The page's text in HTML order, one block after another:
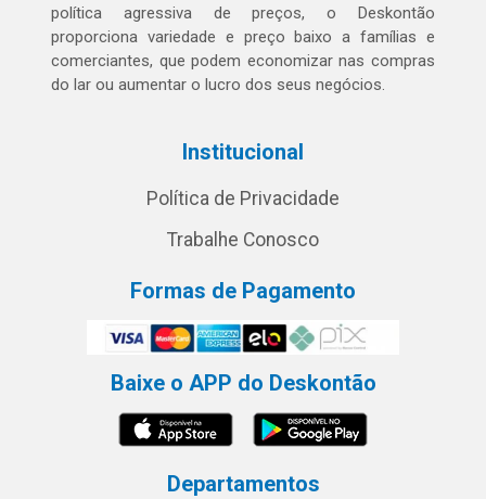
política agressiva de preços, o Deskontão
proporciona variedade e preço baixo a famílias e
comerciantes, que podem economizar nas compras
do lar ou aumentar o lucro dos seus negócios.
Institucional
Política de Privacidade
Trabalhe Conosco
Formas de Pagamento
Baixe o APP do Deskontão
Departamentos